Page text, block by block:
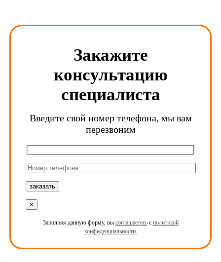
Закажите
консультацию
специалиста
Введите свой номер телефона, мы вам
перезвоним
×
Заполняя данную форму, вы соглашаетесьс политикой
конфиденциальности.